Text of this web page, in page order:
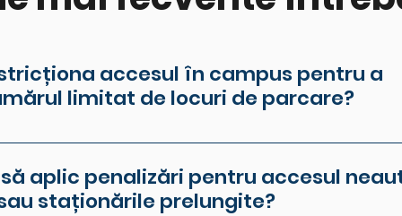
accesul în campus pentru a
limitat de locuri de parcare?
configurarea accesului bazată pe criterii
pentru vehiculele riveranilor, asigurând că doar
ale campusului.
aplic penalizări pentru accesul
staționările prelungite?